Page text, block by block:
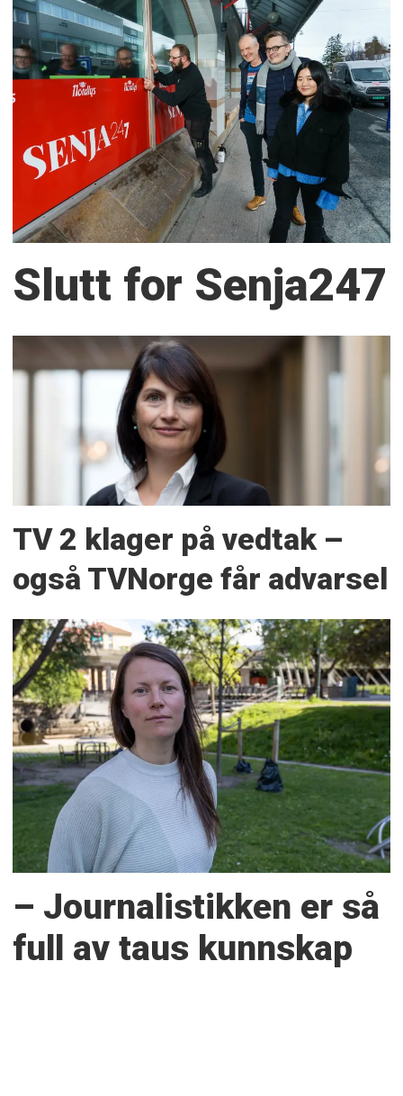
Slutt for Senja247
TV 2 klager på vedtak –
også TVNorge får advarsel
– Journalistikken er så
full av taus kunnskap